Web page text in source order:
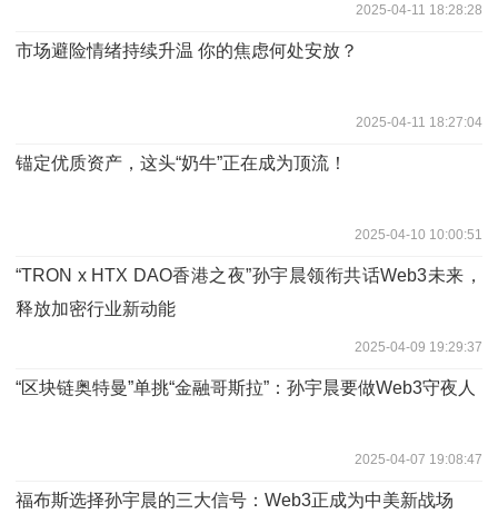
2025-04-11 18:28:28
市场避险情绪持续升温 你的焦虑何处安放？
2025-04-11 18:27:04
锚定优质资产，这头“奶牛”正在成为顶流！
2025-04-10 10:00:51
“TRON x HTX DAO香港之夜”孙宇晨领衔共话Web3未来，
释放加密行业新动能
2025-04-09 19:29:37
“区块链奥特曼”单挑“金融哥斯拉”：孙宇晨要做Web3守夜人
2025-04-07 19:08:47
福布斯选择孙宇晨的三大信号：Web3正成为中美新战场